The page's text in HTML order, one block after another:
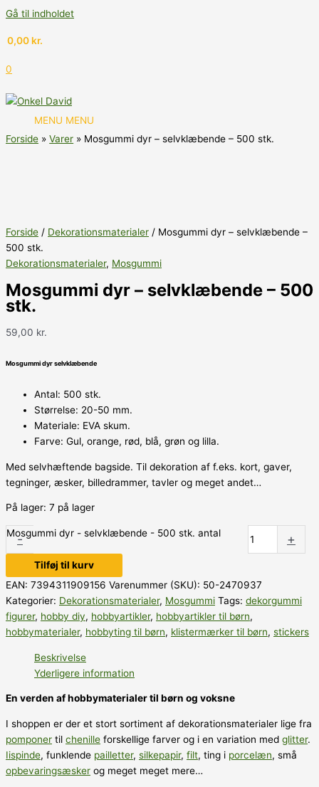
Gå til indholdet
0,00kr.
0
MENU MENU
Forside
Varer Mosgummi dyr – selvklæbende – 500 stk.
Forside / Dekorationsmaterialer / Mosgummi dyr – selvklæbende –
500 stk.
Dekorationsmaterialer, Mosgummi
Mosgummi dyr – selvklæbende – 500
stk.
59,00 kr.
Mosgummi dyr selvklæbende
Antal: 500 stk.
Størrelse: 20-50 mm.
Materiale: EVA skum.
Farve: Gul, orange, rød, blå, grøn og lilla.
Med selvhæftende bagside. Til dekoration af f.eks. kort, gaver,
tegninger, æsker, billedrammer, tavler og meget andet…
På lager: 7 på lager
-
Mosgummi dyr - selvklæbende - 500 stk. antal +
Tilføj til kurv
EAN: 7394311909156 Varenummer (SKU): 50-2470937
Kategorier: Dekorationsmaterialer, Mosgummi Tags: dekorgummi
figurer, hobby diy, hobbyartikler, hobbyartikler til børn,
hobbymaterialer, hobbyting til børn, klistermærker til børn, stickers
Beskrivelse
Yderligere information
En verden af hobbymaterialer til børn og voksne
I shoppen er der et stort sortiment af dekorationsmaterialer lige fra
pomponer til chenille forskellige farver og i en variation med glitter.
Iispinde, funklende pailletter, silkepapir, filt, ting i porcelæn, små
opbevaringsæsker og meget meget mere…